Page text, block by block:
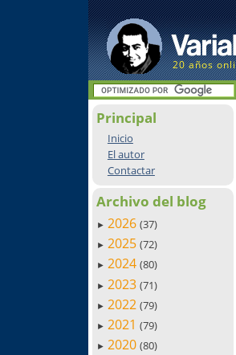
20 años
Principal
Inicio
El autor
Contactar
Archivo del blog
► 2026 (37)
► 2025 (72)
► 2024 (80)
► 2023 (71)
► 2022 (79)
► 2021 (79)
► 2020 (80)